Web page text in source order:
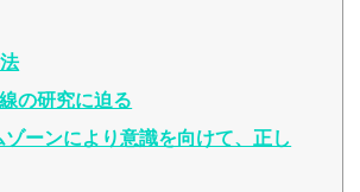
の研究に迫る
ーンにより意識を向けて、正し